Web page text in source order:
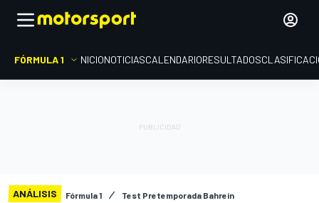
FÓRMULA 1 INICIONOTICIASCALENDARIORESULTADOS
ANÁLISIS Fórmula 1 Test Pretemporada Bahrein